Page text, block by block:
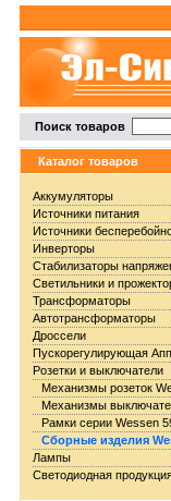
Поиск товаров
Каталог товаров
Аккумуляторы
Источники питания
Источники
Инверторы
Стабилизаторы
Светильники и
Трансформаторы
Автотрансформаторы
Дроссели
Пускорегулирующая
Розетки и выключатели
Механизмы розеток
Механизмы
Рамки серии Wessen
Сборные изделия
Лампы
Светодиодная